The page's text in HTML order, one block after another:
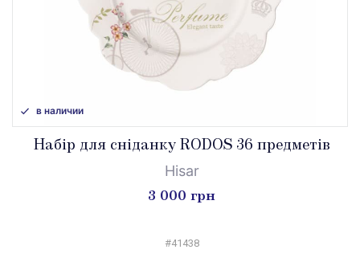
в наличии
Набір для сніданку RODOS 36 предметів
Hisar
3 000 грн
#41438